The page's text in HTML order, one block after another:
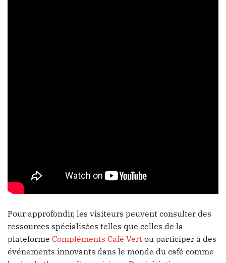
Pour approfondir, les visiteurs peuvent consulter des
ressources spécialisées telles que celles de la
plateforme Compléments Café Vert ou participer à des
événements innovants dans le monde du café comme